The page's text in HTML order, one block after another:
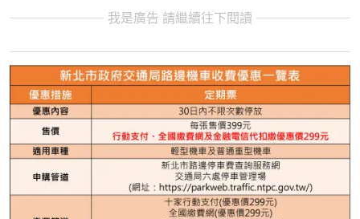
我是廣告 請繼續往下閱讀